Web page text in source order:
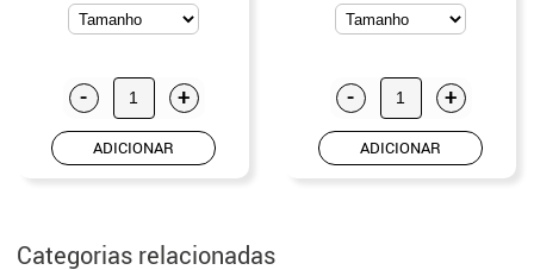
- +
ADICIONAR
- +
ADICIONAR
Categorias relacionadas